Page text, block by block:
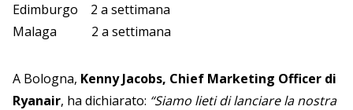
Edimburgo 2 a settimana
Malaga 2 a settimana
A Bologna, Kenny Jacobs, Chief Marketing Officer di
Ryanair, ha dichiarato: “Siamo lieti di lanciare la nostra